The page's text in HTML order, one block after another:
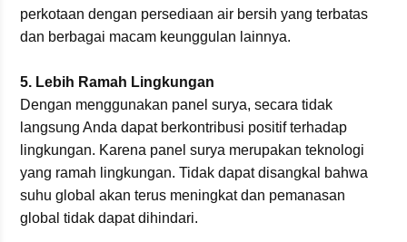
perkotaan dengan persediaan air bersih yang terbatas
dan berbagai macam keunggulan lainnya.
5. Lebih Ramah Lingkungan
Dengan menggunakan panel surya, secara tidak
langsung Anda dapat berkontribusi positif terhadap
lingkungan. Karena panel surya merupakan teknologi
yang ramah lingkungan. Tidak dapat disangkal bahwa
suhu global akan terus meningkat dan pemanasan
global tidak dapat dihindari.